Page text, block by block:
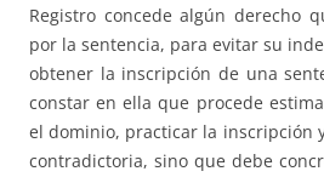
Registro concede algún derecho
por la sentencia, para evitar su
obtener la inscripción de una
constar en ella que procede
el dominio, practicar la inscripción
contradictoria, sino que debe